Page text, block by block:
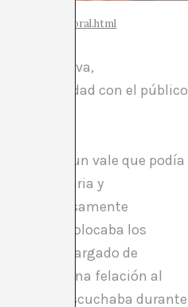
ofrece-sexo-oral.html
y expectativa,
y la intimidad con el público
público un vale que podía
voluntaria y
y cuidadosamente
silla y se colocaba los
un gesto cargado de
una felación al
escuchaba durante